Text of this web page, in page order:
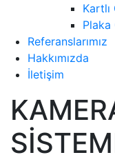
Plaka
Referanslarımız
Hakkımızda
İletişim